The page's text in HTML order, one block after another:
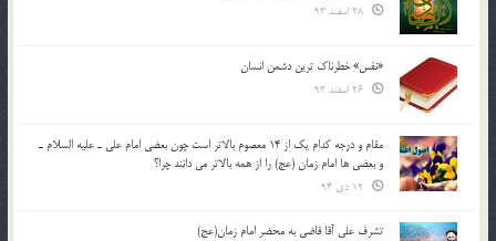
«نفس» خطرناک ترین دشمن انسان
مقام و درجه كدام يك از 14 معصوم بالاتر است چون بعضي امام علي ـ عليه السلام ـ
و بعضي ها امام زمان (عج) را از همه بالاتر مي دانند چرا؟
تشرف علي آقا قاضي به محضر امام زمان(عج)